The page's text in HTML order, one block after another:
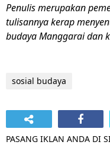
Penulis merupakan
tulisannya kerap
budaya Manggarai dan
sosial budaya
PASANG IKLAN ANDA